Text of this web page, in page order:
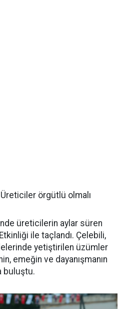
Üreticiler örgütlü olmalı
üreticilerin aylar süren
ile taçlandı. Çelebili,
yetiştirilen üzümler
emeğin ve dayanışmanın
buluştu.